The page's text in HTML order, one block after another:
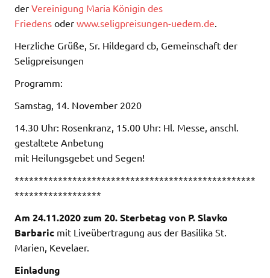
der Vereinigung Maria Königin des
Friedens oder www.seligpreisungen-uedem.de.
Herzliche Grüße, Sr. Hildegard cb, Gemeinschaft der
Seligpreisungen
Programm:
Samstag, 14. November 2020
14.30 Uhr: Rosenkranz, 15.00 Uhr: Hl. Messe, anschl.
gestaltete Anbetung
mit Heilungsgebet und Segen!
**************************************************
******************
Am 24.11.2020 zum 20. Sterbetag von P. Slavko
Barbaric mit Liveübertragung aus der Basilika St.
Marien, Kevelaer.
Einladung